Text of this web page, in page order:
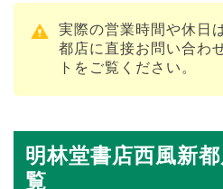
実際の営業時間や休日
都店に直接お問い合わ
トをご覧ください。
明林堂書店西風新
覧